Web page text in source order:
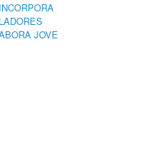
JOVE